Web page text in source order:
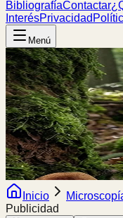
BibliografíaContactar
InterésPrivacidad
Menú
Inicio
Publicidad